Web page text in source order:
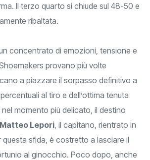
Il terzo quarto si chiude sul 48-50 e
ribaltata.
concentrato di emozioni, tensione e
provano più volte
a piazzare il sorpasso definitivo a
al tiro e dell’ottima tenuta
nel momento più delicato, il destino
Matteo Lepori , il capitano, rientrato in
sfida, è costretto a lasciare il
al ginocchio. Poco dopo, anche